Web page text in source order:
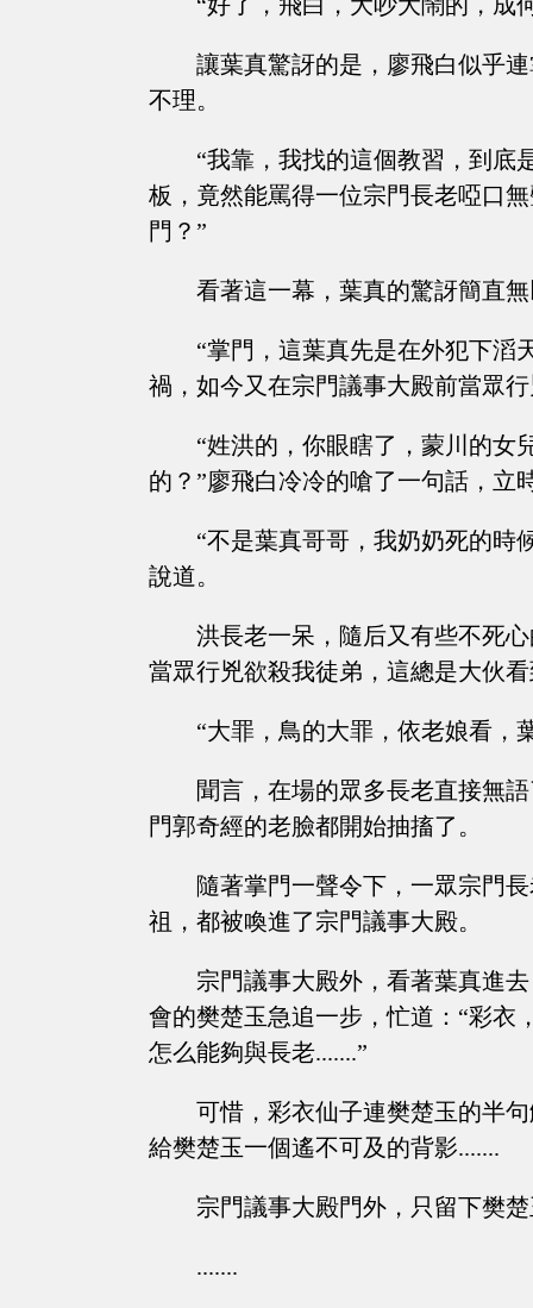
讓葉真驚訝的是，廖飛白似乎
不理。
“我靠，我找的這個教習，到底
板，竟然能罵得一位宗門長老啞口
門？”
看著這一幕，葉真的驚訝簡直
“掌門，這葉真先是在外犯下滔
禍，如今又在宗門議事大殿前當眾
“姓洪的，你眼瞎了，蒙川的女
的？”廖飛白冷冷的嗆了一句話，立
“不是葉真哥哥，我奶奶死的時
說道。
洪長老一呆，隨后又有些不死
當眾行兇欲殺我徒弟，這總是大伙
“大罪，鳥的大罪，依老娘看，
聞言，在場的眾多長老直接無
門郭奇經的老臉都開始抽搐了。
隨著掌門一聲令下，一眾宗門
祖，都被喚進了宗門議事大殿。
宗門議事大殿外，看著葉真進
會的樊楚玉急追一步，忙道：“彩衣
怎么能夠與長老.......”
可惜，彩衣仙子連樊楚玉的半
給樊楚玉一個遙不可及的背影.......
宗門議事大殿門外，只留下樊
.......